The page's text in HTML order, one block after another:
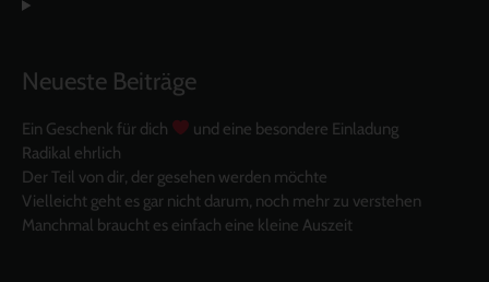
Neueste Beiträge
Ein Geschenk für dich
und eine besondere Einladung
Radikal ehrlich
Der Teil von dir, der gesehen werden möchte
Vielleicht geht es gar nicht darum, noch mehr zu verstehen
Manchmal braucht es einfach eine kleine Auszeit